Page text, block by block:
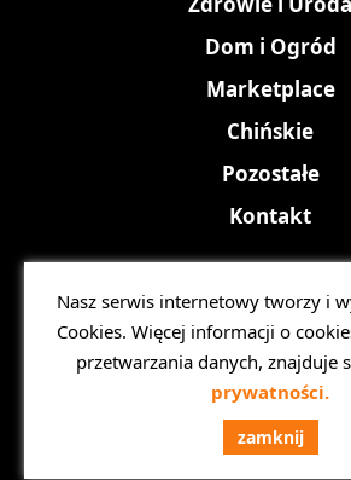
Nasz serwis internetowy tworzy i
Cookies. Więcej informacji o
przetwarzania danych, znajduje
prywatności.
zamknij
Dom i Ogród
Marketplace
Chińskie
Pozostałe
Kontakt
Copyright © 2026
Polityka
RODO
Projekt i realizacja: